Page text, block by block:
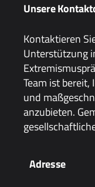
Unsere
Kontaktieren
Unterstützung
Team ist
und
anzubieten.
Adresse